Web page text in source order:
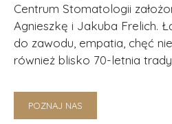
Centrum Stomatologii
Agnieszkę i Jakuba Frelich.
do zawodu, empatia, chęć
również blisko 70-letnia
POZNAJ NAS